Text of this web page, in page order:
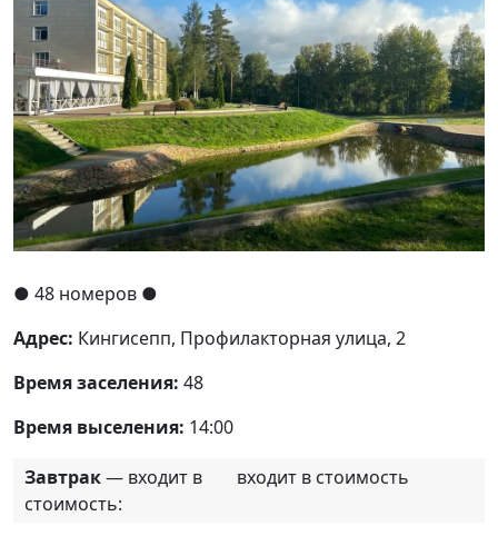
● 48 номеров ●
Адрес: Кингисепп, Профилакторная улица, 2
Время заселения: 48
Время выселения: 14:00
Завтрак— входит в
стоимость:
входит в стоимость